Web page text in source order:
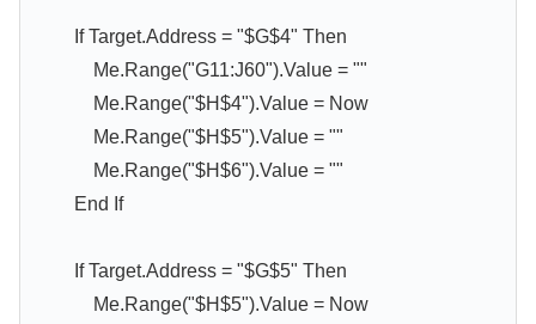
If Target.Address = "$G$4" Then
Me.Range("G11:J60").Value = ""
Me.Range("$H$4").Value = Now
Me.Range("$H$5").Value = ""
Me.Range("$H$6").Value = ""
End If
If Target.Address = "$G$5" Then
Me.Range("$H$5").Value = Now